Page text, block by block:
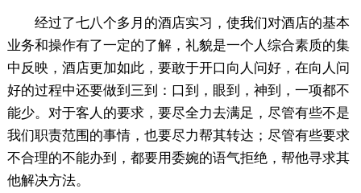
经过了七八个多月的酒店实习，使我们对酒店的基本
业务和操作有了一定的了解，礼貌是一个人综合素质的集
中反映，酒店更加如此，要敢于开口向人问好，在向人问
好的过程中还要做到三到：口到，眼到，神到，一项都不
能少。对于客人的要求，要尽全力去满足，尽管有些不是
我们职责范围的事情，也要尽力帮其转达；尽管有些要求
不合理的不能办到，都要用委婉的语气拒绝，帮他寻求其
他解决方法。